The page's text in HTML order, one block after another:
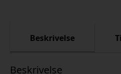
Beskrivelse
Beskrivelse